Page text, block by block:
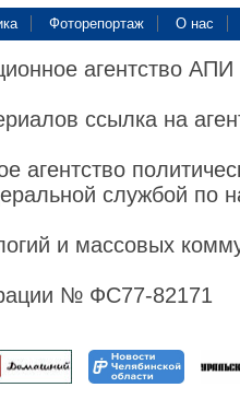
Фоторепортаж О нас
агентство
ссылка на
агентство
службой по
и массовых
№ ФС77-82171